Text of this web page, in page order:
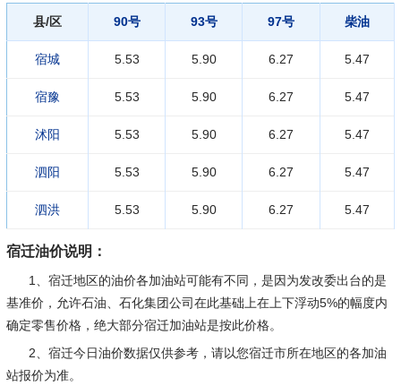
县/区 90号 93号 97号 柴油
宿城 5.53 5.90 6.27 5.47
宿豫 5.53 5.90 6.27 5.47
沭阳 5.53 5.90 6.27 5.47
泗阳 5.53 5.90 6.27 5.47
泗洪 5.53 5.90 6.27 5.47
宿迁油价说明：
1、宿迁地区的油价各加油站可能有不同，是因为发改委出台的是
基准价，允许石油、石化集团公司在此基础上在上下浮动5%的幅度内
确定零售价格，绝大部分宿迁加油站是按此价格。
2、宿迁今日油价数据仅供参考，请以您宿迁市所在地区的各加油
站报价为准。